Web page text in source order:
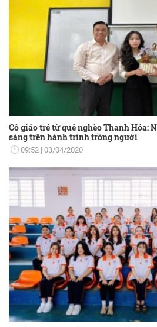
Cô giáo trẻ từ quê nghèo Thanh Hóa:
sáng trên hành trình trồng người
09:52 03/04/2020